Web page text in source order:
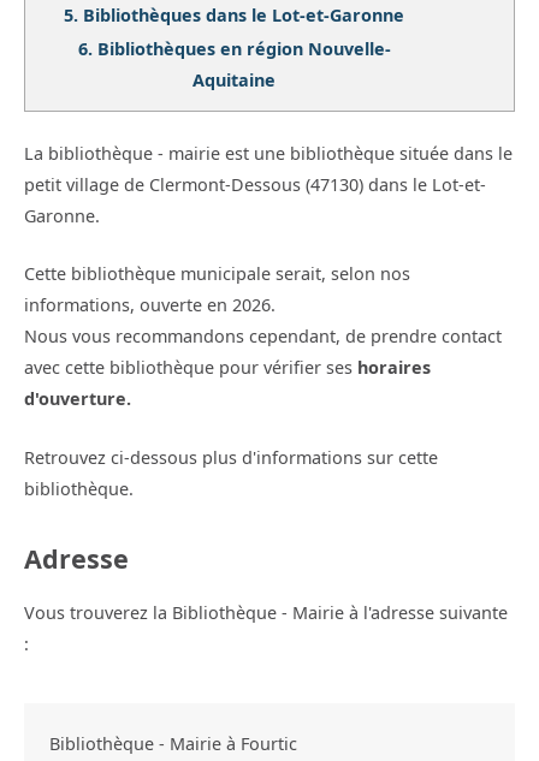
5. Bibliothèques dans le Lot-et-Garonne
6. Bibliothèques en région Nouvelle-
Aquitaine
La bibliothèque - mairie est une bibliothèque située dans le
petit village de Clermont-Dessous (47130) dans le Lot-et-
Garonne.
Cette bibliothèque municipale serait, selon nos
informations, ouverte en 2026.
Nous vous recommandons cependant, de prendre contact
avec cette bibliothèque pour vérifier ses horaires
d'ouverture.
Retrouvez ci-dessous plus d'informations sur cette
bibliothèque.
Adresse
Vous trouverez la Bibliothèque - Mairie à l'adresse suivante
:
Bibliothèque - Mairie à Fourtic